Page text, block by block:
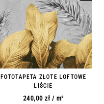
FOTOTAPETA ZŁOTE LOFTOWE
LIŚCIE
240,00 zł / m²